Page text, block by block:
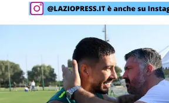
Rassegna Lazio
Calcio
Serie A